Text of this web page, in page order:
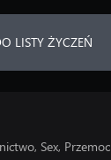
LISTY ŻYCZEŃ
Sex, Przemoc